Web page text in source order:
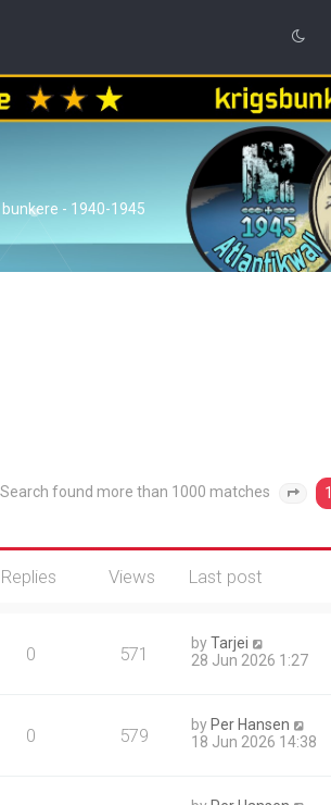
- 1940-1945
Search found more than 1000 matches Page1
Replies Views Last post
0 571 byTarjei
28 Jun 2026 1:27
0 579 by Per Hansen
18 Jun 2026 14:38